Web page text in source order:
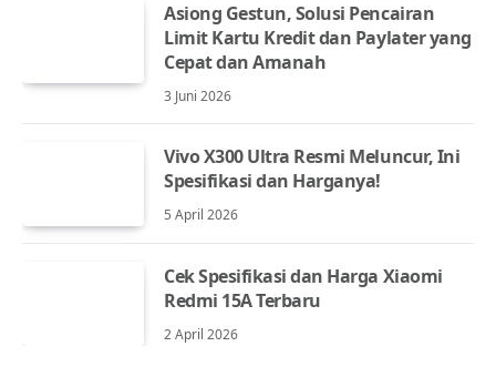
Asiong Gestun, Solusi Pencairan
Limit Kartu Kredit dan Paylater yang
Cepat dan Amanah
3 Juni 2026
Vivo X300 Ultra Resmi Meluncur, Ini
Spesifikasi dan Harganya!
5 April 2026
Cek Spesifikasi dan Harga Xiaomi
Redmi 15A Terbaru
2 April 2026